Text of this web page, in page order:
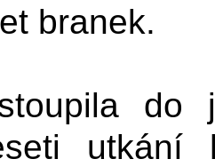
branek.
utkání